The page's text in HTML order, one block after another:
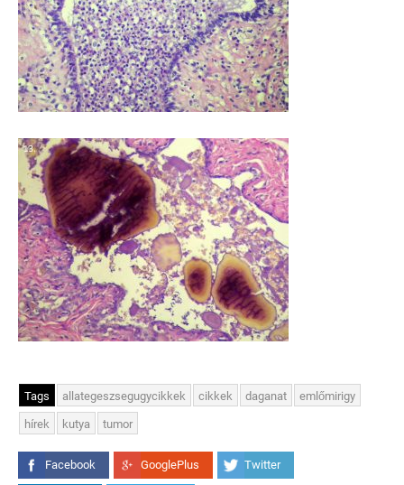
Tags allategeszsegugycikkek cikkek daganat emlőmirigy
hírek kutya tumor
Facebook GooglePlus Twitter